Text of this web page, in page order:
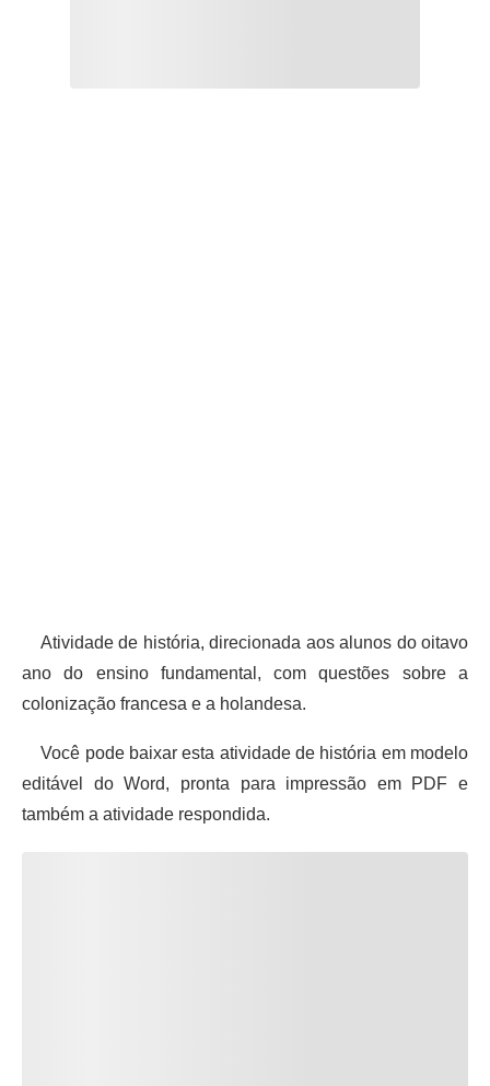
Atividade de história, direcionada aos alunos do oitavo
ano do ensino fundamental, com questões sobre a
colonização francesa e a holandesa.
Você pode baixar esta atividade de história em modelo
editável do Word, pronta para impressão em PDF e
também a atividade respondida.